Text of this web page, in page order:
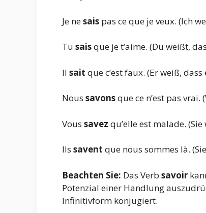
Je nesais pas ce que je veux. (Ich
Tu saisque je t’aime. (Du weißt,
Il sait que c’est faux. (Er weiß, dass
Nous savonsque ce n’est pas
Vous savez qu’elle est malade.
Ils savent que nous sommes là.
Beachten Sie: Das Verb savoir
Potenzial einer Handlung
Infinitivform konjugiert.